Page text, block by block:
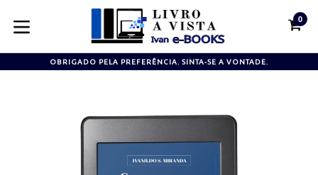
para
conteúdo
expandir/colapsar
0
OBRIGADO PELA PREFERÊNCIA. SINTA-SE A VONTADE.